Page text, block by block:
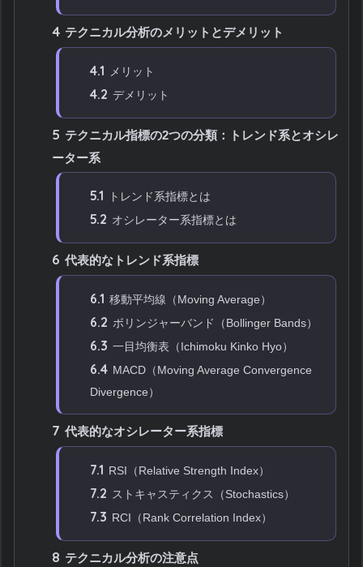
4 テクニカル分析のメリットとデメリット
4.1 メリット
4.2 デメリット
5 テクニカル指標の2つの分類：トレンド系とオシレ
ーター系
5.1 トレンド系指標とは
5.2 オシレーター系指標とは
6 代表的なトレンド系指標
6.1 移動平均線（Moving Average）
6.2 ボリンジャーバンド（Bollinger Bands）
6.3 一目均衡表（Ichimoku Kinko Hyo）
6.4 MACD（Moving Average Convergence
Divergence）
7 代表的なオシレーター系指標
7.1 RSI（Relative Strength Index）
7.2 ストキャスティクス（Stochastics）
7.3 RCI（Rank Correlation Index）
8 テクニカル分析の注意点